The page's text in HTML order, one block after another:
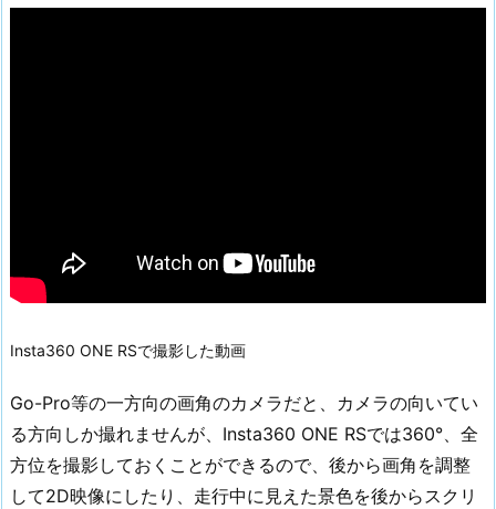
Insta360 ONE RSで撮影した動画
Go-Pro等の一方向の画角のカメラだと、カメラの向いてい
る方向しか撮れませんが、Insta360 ONE RSでは360°、全
方位を撮影しておくことができるので、後から画角を調整
して2D映像にしたり、走行中に見えた景色を後からスクリ